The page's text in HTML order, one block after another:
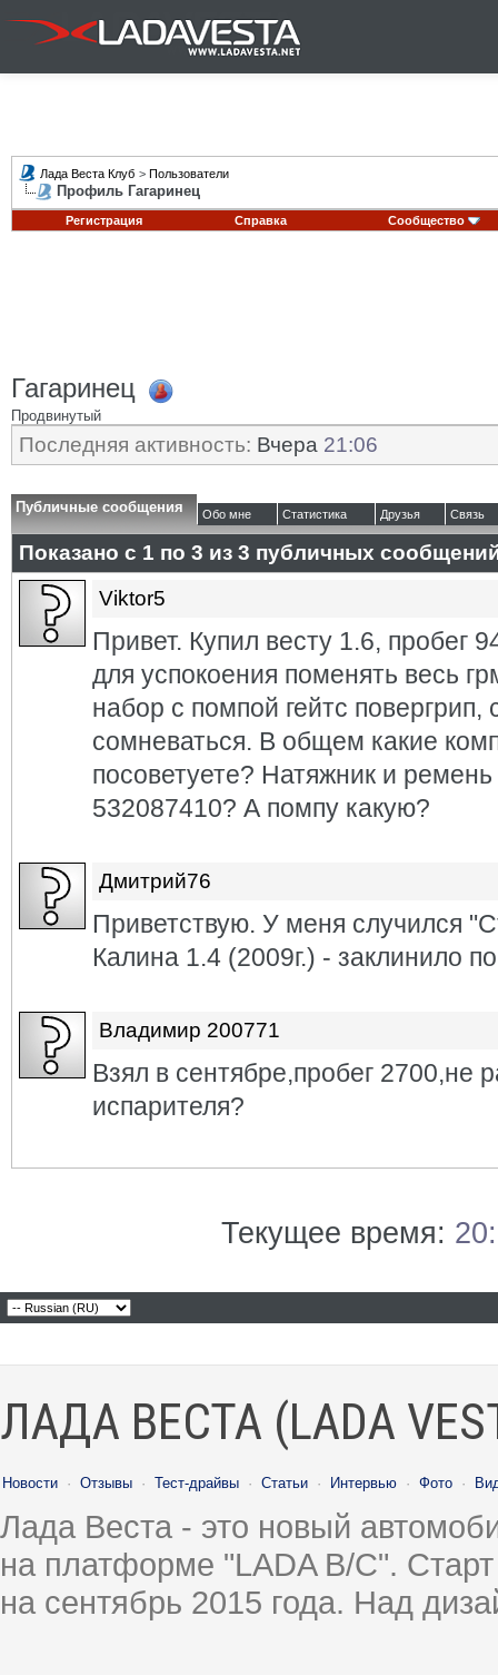
Лада Веста Клуб > Пользователи
Профиль Гагаринец
Регистрация Справка Сообщество
Гагаринец
Продвинутый
Последняя активность: Вчера 21:06
Публичные сообщения Обо мне Статистика Друзья Связь
Показано с 1 по 3 из 3 публичных
Viktor5
Привет. Купил весту 1.6, пробег
для успокоения поменять весь
набор с помпой гейтс повергрип,
сомневаться. В общем какие
посоветуете? Натяжник и
532087410? А помпу какую?
Дмитрий76
Приветствую. У меня случился
Калина 1.4 (2009г.) - заклинило
Владимир 200771
Взял в сентябре,пробег 2700,не
испарителя?
Текущее время:
ЛАДА ВЕСТА (LADA
Новости · Отзывы · Тест-драйвы · Статьи · Интервью · Фото ·
Лада Веста - это новый
на платформе "LADA B/C".
на сентябрь 2015 года. Над